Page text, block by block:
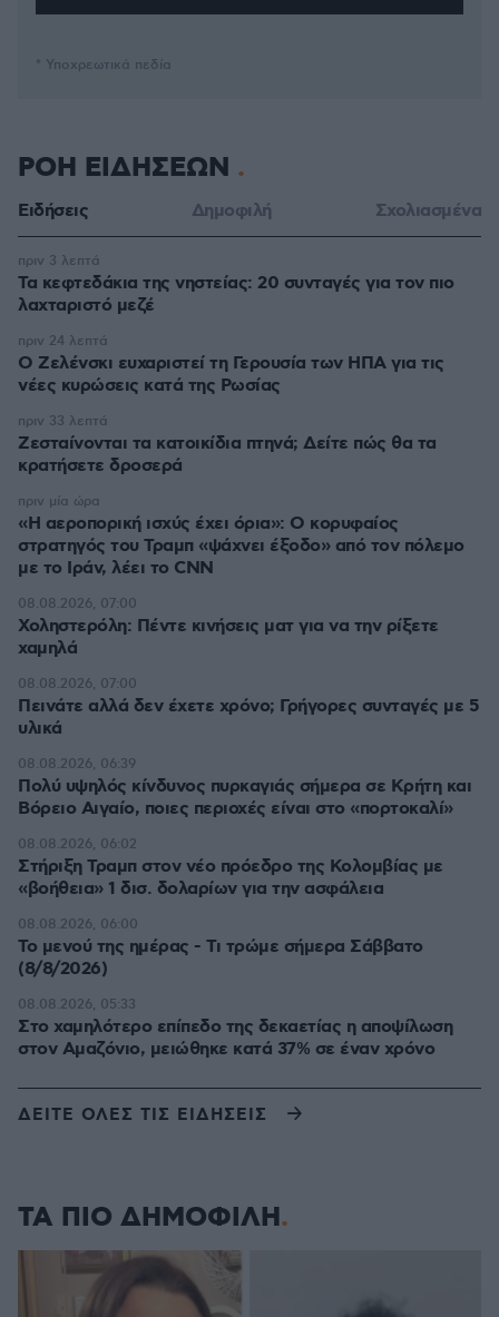
* Υποχρεωτικά πεδία
ΡΟΗ ΕΙΔΗΣΕΩΝ
Ειδήσεις Δημοφιλή Σχολιασμένα
Τα κεφτεδάκια της νηστείας: 20 συνταγές για τον πιο
λαχταριστό μεζέ
πριν 3 λεπτά
Ο Ζελένσκι ευχαριστεί τη Γερουσία των ΗΠΑ για τις
νέες κυρώσεις κατά της Ρωσίας
πριν 24 λεπτά
Ζεσταίνονται τα κατοικίδια πτηνά; Δείτε πώς θα τα
κρατήσετε δροσερά
πριν 33 λεπτά
«Η αεροπορική ισχύς έχει όρια»: Ο κορυφαίος
στρατηγός του Τραμπ «ψάχνει έξοδο» από τον πόλεμο
με το Ιράν, λέει το CNN
πριν μία ώρα
Χοληστερόλη: Πέντε κινήσεις ματ για να την ρίξετε
χαμηλά
08.08.2026, 07:00
Πεινάτε αλλά δεν έχετε χρόνο; Γρήγορες συνταγές με 5
υλικά
08.08.2026, 07:00
Πολύ υψηλός κίνδυνος πυρκαγιάς σήμερα σε Κρήτη και
Βόρειο Αιγαίο, ποιες περιοχές είναι στο «πορτοκαλί»
08.08.2026, 06:39
Στήριξη Τραμπ στον νέο πρόεδρο της Κολομβίας με
«βοήθεια» 1 δισ. δολαρίων για την ασφάλεια
08.08.2026, 06:02
Το μενού της ημέρας - Τι τρώμε σήμερα Σάββατο
(8/8/2026)
08.08.2026, 06:00
Στο χαμηλότερο επίπεδο της δεκαετίας η αποψίλωση
στον Αμαζόνιο, μειώθηκε κατά 37% σε έναν χρόνο
08.08.2026, 05:33
ΔΕΙΤΕ ΟΛΕΣ ΤΙΣ ΕΙΔΗΣΕΙΣ
ΤΑ ΠΙΟ ΔΗΜΟΦΙΛΗ